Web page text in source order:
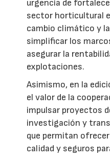
urgencia de
sector horticultural
cambio climático y
simplificar los
asegurar la
explotaciones.
Asimismo, en la
el valor de la
impulsar proyectos
investigación y
que permitan
calidad y seguros